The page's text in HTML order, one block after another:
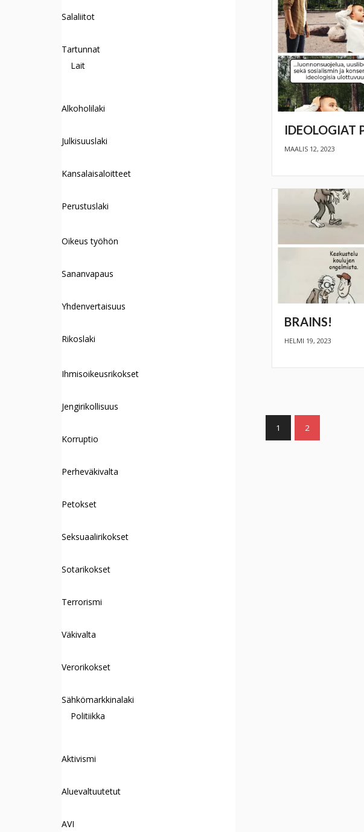
IDEOLOGIAT
MAALIS 12, 2023
BRAINS!
HELMI 19, 2023
1 2
Salaliitot
Tartunnat
Lait
Alkoholilaki
Julkisuuslaki
Kansalaisaloitteet
Perustuslaki
Oikeus työhön
Sananvapaus
Yhdenvertaisuus
Rikoslaki
Ihmisoikeusrikokset
Jengirikollisuus
Korruptio
Perheväkivalta
Petokset
Seksuaalirikokset
Sotarikokset
Terrorismi
Väkivalta
Verorikokset
Sähkömarkkinalaki
Politiikka
Aktivismi
Aluevaltuutetut
AVI